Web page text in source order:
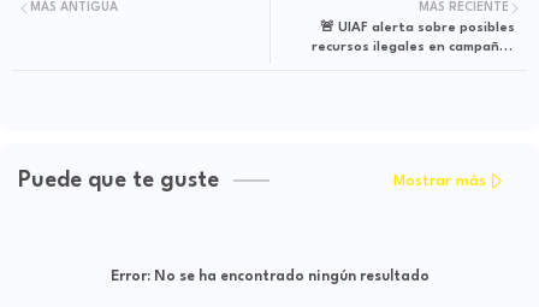
MÁS RECIENTE
🚨 UIAF alerta sobre posibles
recursos ilegales en campañas
MÁS ANTIGUA
Puede que te guste Mostrar más
Error:No se ha encontrado ningún resultado